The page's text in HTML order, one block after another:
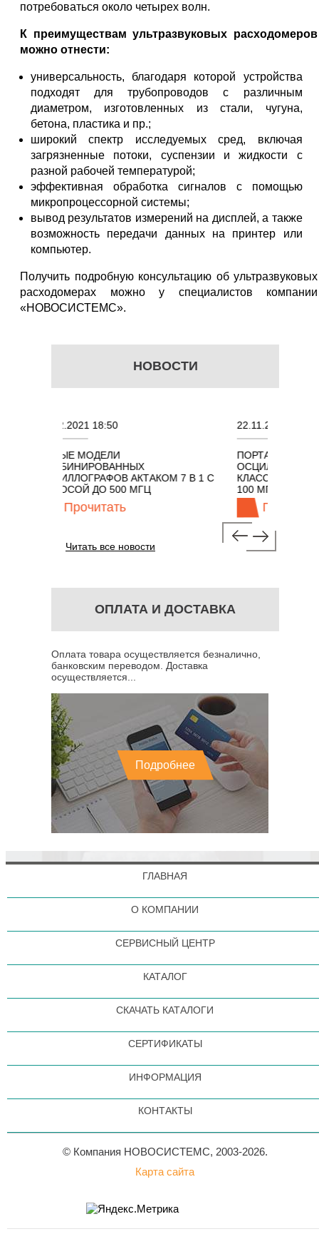
НОВОСТИ
18:50
МОДЕЛИ
АКТАКОМ 7 В 1 С
ДО 500 МГЦ
Прочитать
22.11.2021 18:41
ПОРТАТИВНЫЕ
ОСЦИЛЛОГРАФЫ
КЛАССА АКТАКОМ "3 В 1"
Прочитать
Читать все новости
ОПЛАТА И ДОСТАВКА
Оплата товара осуществляется безналично,
банковским переводом. Доставка
осуществляется...
Подробнее
потребоваться около четырех волн.
К преимуществам ультразвуковых расходомеров
можно отнести:
универсальность, благодаря которой устройства
подходят для трубопроводов с различным
диаметром, изготовленных из стали, чугуна,
бетона, пластика и пр.;
широкий спектр исследуемых сред, включая
загрязненные потоки, суспензии и жидкости с
разной рабочей температурой;
эффективная обработка сигналов с помощью
микропроцессорной системы;
вывод результатов измерений на дисплей, а также
возможность передачи данных на принтер или
компьютер.
Получить подробную консультацию об ультразвуковых
расходомерах можно у специалистов компании
«НОВОСИСТЕМС».
ГЛАВНАЯ
О КОМПАНИИ
СЕРВИСНЫЙ ЦЕНТР
КАТАЛОГ
СКАЧАТЬ КАТАЛОГИ
СЕРТИФИКАТЫ
ИНФОРМАЦИЯ
КОНТАКТЫ
© Компания НОВОСИСТЕМС, 2003-2026.
Карта сайта